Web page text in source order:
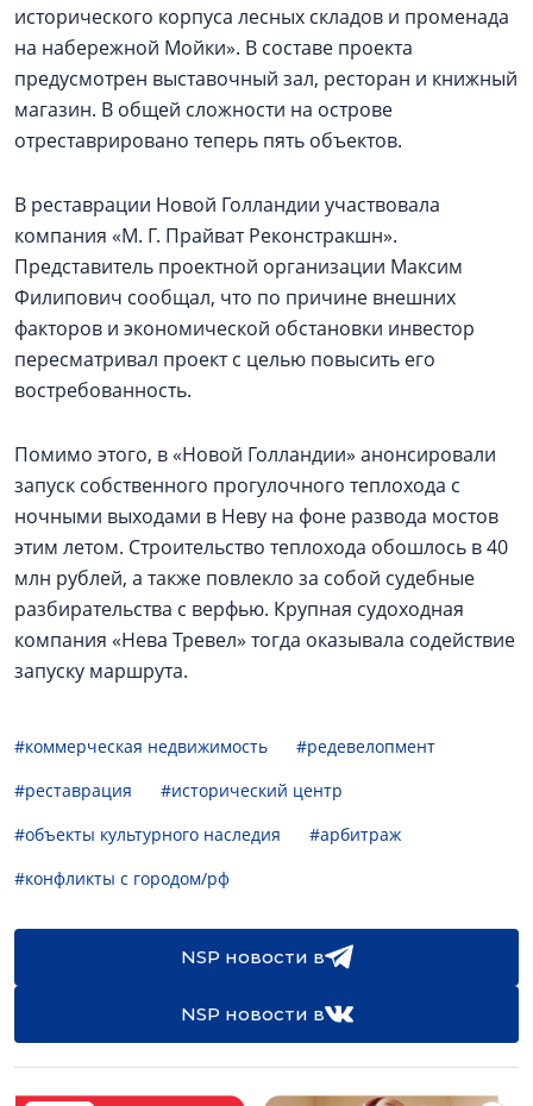
исторического корпуса лесных складов и променада
на набережной Мойки». В составе проекта
предусмотрен выставочный зал, ресторан и книжный
магазин. В общей сложности на острове
отреставрировано теперь пять объектов.
В реставрации Новой Голландии участвовала
компания «М. Г. Прайват Реконстракшн».
Представитель проектной организации Максим
Филипович сообщал, что по причине внешних
факторов и экономической обстановки инвестор
пересматривал проект с целью повысить его
востребованность.
Помимо этого, в «Новой Голландии» анонсировали
запуск собственного прогулочного теплохода с
ночными выходами в Неву на фоне развода мостов
этим летом. Строительство теплохода обошлось в 40
млн рублей, а также повлекло за собой судебные
разбирательства с верфью. Крупная судоходная
компания «Нева Тревел» тогда оказывала содействие
запуску маршрута.
#коммерческая недвижимость
#редевелопмент
#реставрация
#исторический центр
#объекты культурного наследия
#арбитраж
#конфликты с городом/рф
NSP новости в
NSP новости в